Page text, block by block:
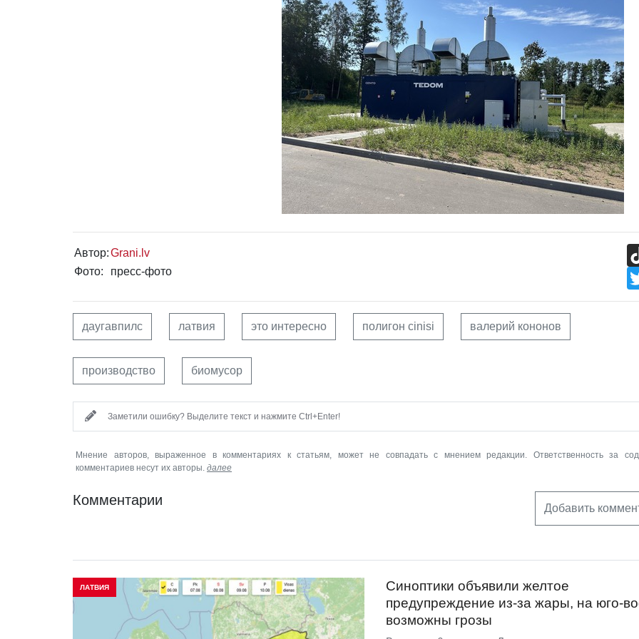
Автор:Grani.lv
Фото:
пресс-фото
даугавпилс латвия это интересно полигон cinisi валерий кононов
производство биомусор
Заметили ошибку? Выделите текст и нажмите Ctrl+Enter!
Мнение авторов, выраженное в комментариях к статьям, может не совпадать с мнением редакции. Ответственность за
комментариев несут их авторы. далее
Комментарии
Добавить
ЛАТВИЯ
Синоптики объявили желтое
предупреждение из-за жары, на юго-
возможны грозы